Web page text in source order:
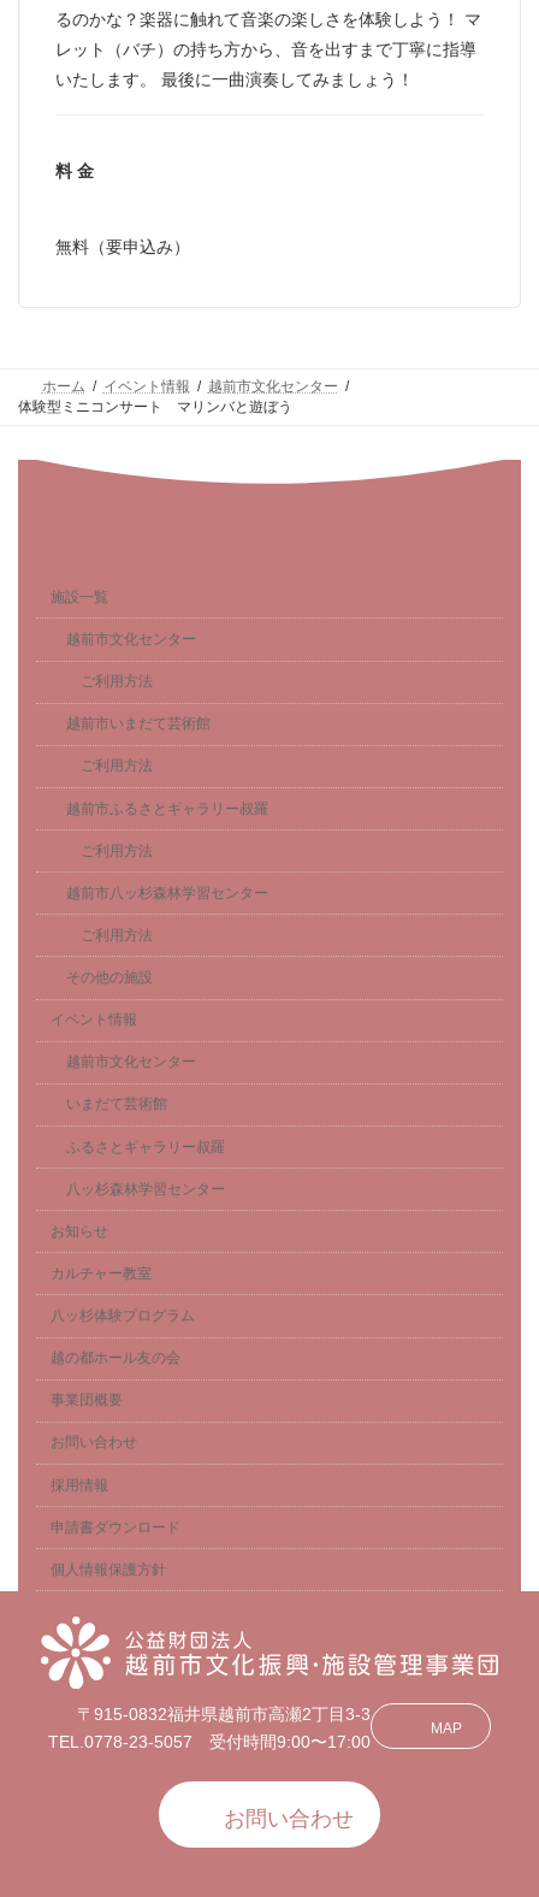
るのかな？楽器に触れて音楽の楽しさを体験しよう！ マ
レット（バチ）の持ち方から、音を出すまで丁寧に指導
いたします。 最後に一曲演奏してみましょう！
料 金
無料（要申込み）
ホーム イベント情報
越前市文化センター
体験型ミニコンサート マリンバと遊ぼう
施設一覧
越前市文化センター
ご利用方法
越前市いまだて芸術館
ご利用方法
越前市ふるさとギャラリー叔羅
ご利用方法
越前市八ッ杉森林学習センター
ご利用方法
その他の施設
イベント情報
越前市文化センター
いまだて芸術館
ふるさとギャラリー叔羅
八ッ杉森林学習センター
お知らせ
カルチャー教室
八ッ杉体験プログラム
越の都ホール友の会
事業団概要
お問い合わせ
採用情報
申請書ダウンロード
個人情報保護方針
〒915-0832福井県越前市高瀬2丁目3-3
TEL.0778-23-5057 受付時間9:00〜17:00
MAP
お問い合わせ